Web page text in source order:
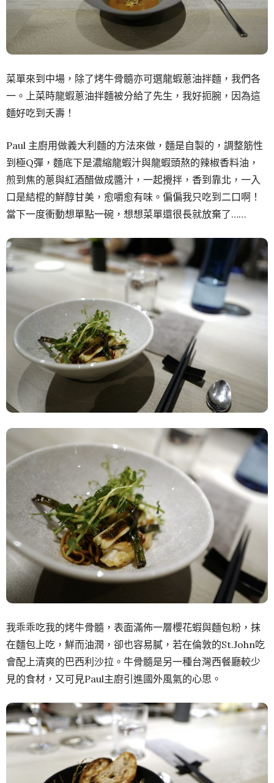
菜單來到中場，除了烤牛骨髓亦可選龍蝦蔥油拌麵，我們各
一。上菜時龍蝦蔥油拌麵被分給了先生，我好扼腕，因為這
麵好吃到夭壽！
Paul 主廚用做義大利麵的方法來做，麵是自製的，調整筋性
到極Q彈，麵底下是濃縮龍蝦汁與龍蝦頭熬的辣椒香料油，
煎到焦的蔥與紅酒醋做成醬汁，一起攪拌，香到靠北，一入
口是結棍的鮮醇甘美，愈嚼愈有味。偏偏我只吃到二口啊！
當下一度衝動想單點一碗，想想菜單還很長就放棄了……
我乖乖吃我的烤牛骨髓，表面滿佈一層櫻花蝦與麵包粉，抹
在麵包上吃，鮮而油潤，卻也容易膩，若在倫敦的St.John吃
會配上清爽的巴西利沙拉。牛骨髓是另一種台灣西餐廳較少
見的食材，又可見Paul主廚引進國外風氣的心思。